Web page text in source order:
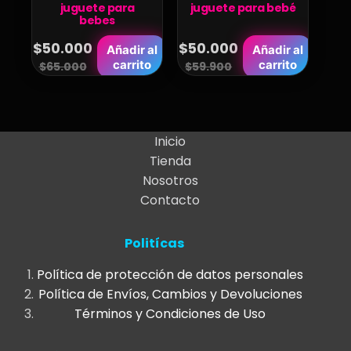
juguete para
bebes
$65.000
Original
$65.000.
$50.000
Current
$50.000.
Añadir al
carrito
juguete para bebé
$59.900
Original
$59.900.
$50.000
Current
$50.000.
Añadir al
carrito
Inicio
Tienda
Nosotros
Contacto
Politícas
Política de protección de datos personales
Política de Envíos, Cambios y Devoluciones
Términos y Condiciones de Uso